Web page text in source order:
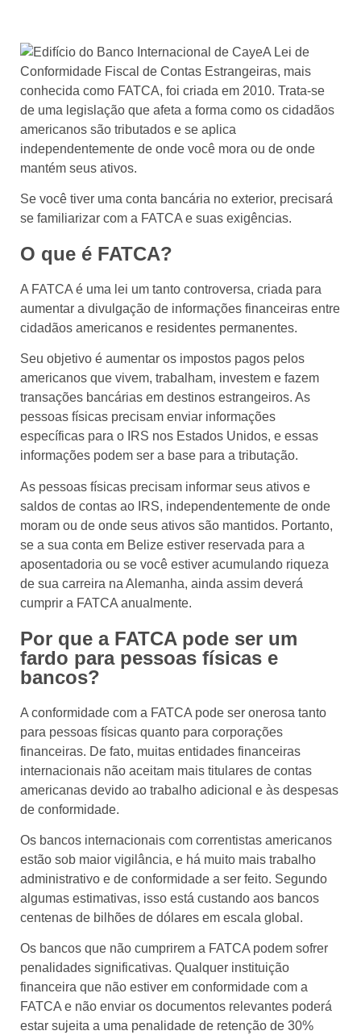
A Lei de
Conformidade Fiscal de Contas Estrangeiras, mais
conhecida como FATCA, foi criada em 2010. Trata-se
de uma legislação que afeta a forma como os cidadãos
americanos são tributados e se aplica
independentemente de onde você mora ou de onde
mantém seus ativos.
Se você tiver uma conta bancária no exterior, precisará
se familiarizar com a FATCA e suas exigências.
O que é FATCA?
A FATCA é uma lei um tanto controversa, criada para
aumentar a divulgação de informações financeiras entre
cidadãos americanos e residentes permanentes.
Seu objetivo é aumentar os impostos pagos pelos
americanos que vivem, trabalham, investem e fazem
transações bancárias em destinos estrangeiros. As
pessoas físicas precisam enviar informações
específicas para o IRS nos Estados Unidos, e essas
informações podem ser a base para a tributação.
As pessoas físicas precisam informar seus ativos e
saldos de contas ao IRS, independentemente de onde
moram ou de onde seus ativos são mantidos. Portanto,
se a sua conta em Belize estiver reservada para a
aposentadoria ou se você estiver acumulando riqueza
de sua carreira na Alemanha, ainda assim deverá
cumprir a FATCA anualmente.
Por que a FATCA pode ser um
fardo para pessoas físicas e
bancos?
A conformidade com a FATCA pode ser onerosa tanto
para pessoas físicas quanto para corporações
financeiras. De fato, muitas entidades financeiras
internacionais não aceitam mais titulares de contas
americanas devido ao trabalho adicional e às despesas
de conformidade.
Os bancos internacionais com correntistas americanos
estão sob maior vigilância, e há muito mais trabalho
administrativo e de conformidade a ser feito. Segundo
algumas estimativas, isso está custando aos bancos
centenas de bilhões de dólares em escala global.
Os bancos que não cumprirem a FATCA podem sofrer
penalidades significativas. Qualquer instituição
financeira que não estiver em conformidade com a
FATCA e não enviar os documentos relevantes poderá
estar sujeita a uma penalidade de retenção de 30%